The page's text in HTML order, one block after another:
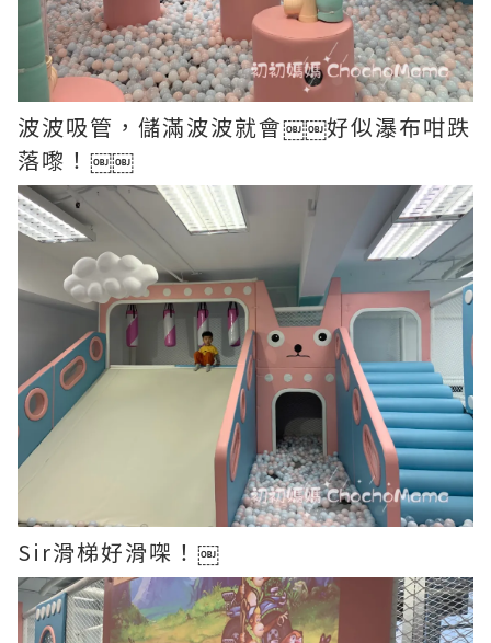
波波吸管，儲滿波波就會￼￼好似瀑布咁跌
落嚟！￼￼
Sir滑梯好滑㗎！￼